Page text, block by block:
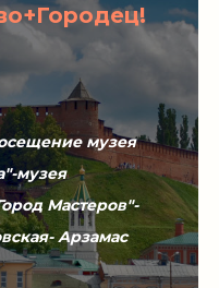
музея
музея
Мастеров"-
Арзамас